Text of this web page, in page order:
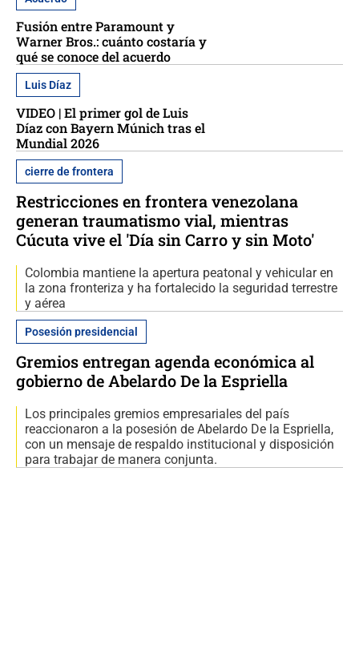
Fusión entre Paramount y
Warner Bros.: cuánto costaría y
qué se conoce del acuerdo
Luis Díaz
VIDEO | El primer gol de Luis
Díaz con Bayern Múnich tras el
Mundial 2026
cierre de frontera
Restricciones en frontera venezolana
generan traumatismo vial, mientras
Cúcuta vive el 'Día sin Carro y sin Moto'
Colombia mantiene la apertura peatonal y vehicular en
la zona fronteriza y ha fortalecido la seguridad terrestre
y aérea
Posesión presidencial
Gremios entregan agenda económica al
gobierno de Abelardo De la Espriella
Los principales gremios empresariales del país
reaccionaron a la posesión de Abelardo De la Espriella,
con un mensaje de respaldo institucional y disposición
para trabajar de manera conjunta.